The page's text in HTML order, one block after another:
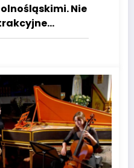
Nie